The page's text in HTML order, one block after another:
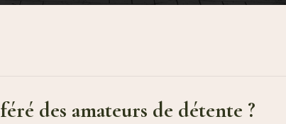
des amateurs de détente ?